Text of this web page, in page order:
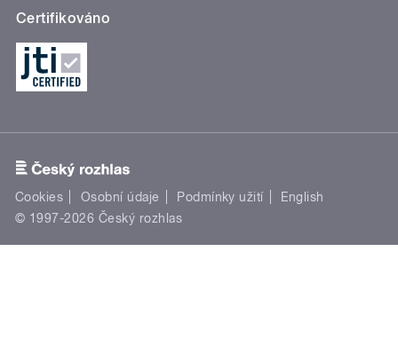
Certifikováno
Cookies Osobní údaje Podmínky užití
English
© 1997-2026 Český rozhlas